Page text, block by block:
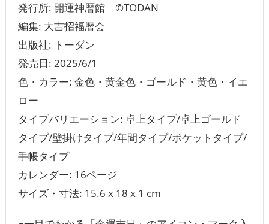
発行所: 開運神暦館 ©TODAN
編集: 大吉招福暦会
出版社: ‎トーダン
発売日: ‎2025/6/1
色・カラー: ‎金色・黄金色・ゴールド・黄色・イエ
ロー
タイプバリエーション: 卓上タイプ/卓上ゴールド
タイプ/壁掛けタイプ/年間タイプ/ポケットタイプ/
手帳タイプ
カレンダー: ‎16ページ
サイズ・寸法: 15.6 x 18 x 1 cm